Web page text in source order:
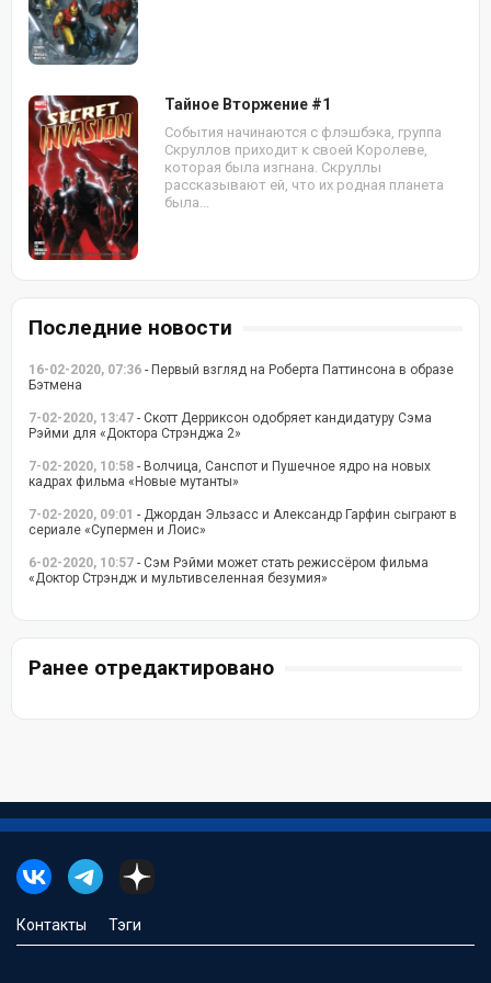
Тайное Вторжение #1
События начинаются с флэшбэка, группа
Скруллов приходит к своей Королеве,
которая была изгнана. Скруллы
рассказывают ей, что их родная планета
была...
Последние новости
16-02-2020, 07:36 - Первый взгляд на Роберта Паттинсона в образе
Бэтмена
7-02-2020, 13:47 - Скотт Дерриксон одобряет кандидатуру Сэма
Рэйми для «Доктора Стрэнджа 2»
7-02-2020, 10:58 - Волчица, Санспот и Пушечное ядро на новых
кадрах фильма «Новые мутанты»
7-02-2020, 09:01 - Джордан Эльзасс и Александр Гарфин сыграют в
сериале «Супермен и Лоис»
6-02-2020, 10:57 - Сэм Рэйми может стать режиссёром фильма
«Доктор Стрэндж и мультивселенная безумия»
Ранее отредактировано
Контакты Тэги